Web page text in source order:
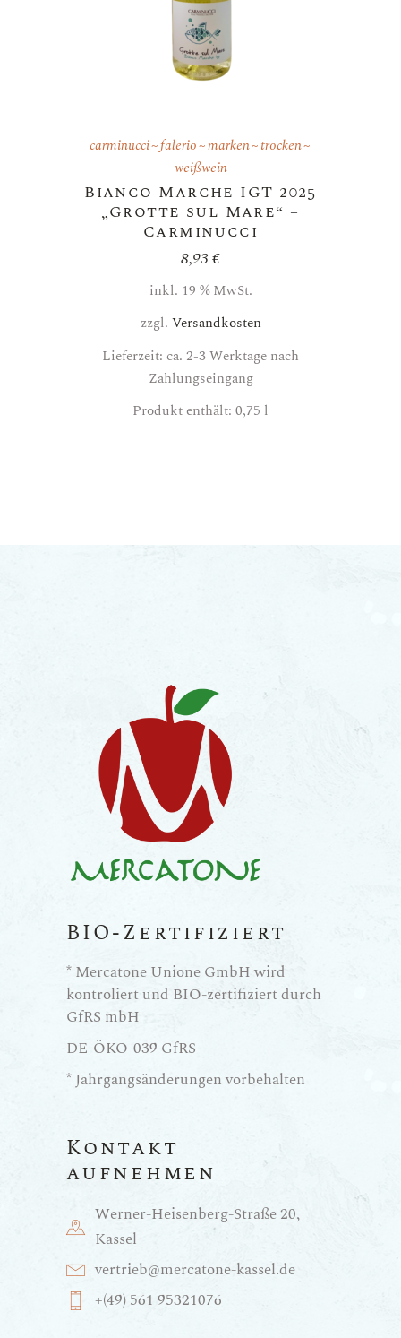
carminucci falerio marken trocken
weißwein
Bianco Marche IGT 2025
„Grotte sul Mare“ –
Carminucci
8,93€
inkl. 19 % MwSt.
zzgl. Versandkosten
Lieferzeit: ca. 2-3 Werktage nach
Zahlungseingang
Produkt enthält: 0,75 l
BIO-Zertifiziert
* Mercatone Unione GmbH wird
kontroliert und BIO-zertifiziert durch
GfRS mbH
DE-ÖKO-039 GfRS
* Jahrgangsänderungen vorbehalten
Kontakt
aufnehmen
Werner-Heisenberg-Straße 20,
Kassel
vertrieb@mercatone-kassel.de
+(49) 561 95321076